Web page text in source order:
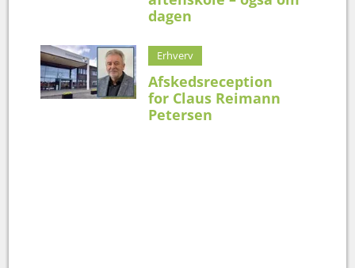
dagen
Erhverv
Afskedsreception
for Claus Reimann
Petersen